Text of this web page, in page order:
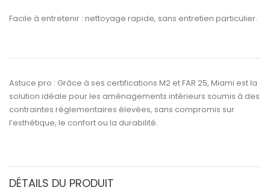
Facile à entretenir : nettoyage rapide, sans entretien particulier.
Astuce pro : Grâce à ses certifications M2 etFAR 25, Miami est la
solution idéale pour les aménagements intérieurs soumis à des
contraintes réglementaires élevées, sans compromis sur
l’esthétique, le confort ou la durabilité.
DÉTAILS DU PRODUIT